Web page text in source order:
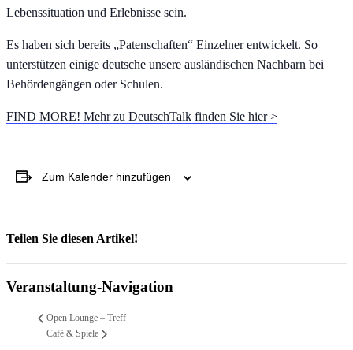
Lebenssituation und Erlebnisse sein.
Es haben sich bereits „Patenschaften“ Einzelner entwickelt. So
unterstützen einige deutsche unsere ausländischen Nachbarn bei
Behördengängen oder Schulen.
FIND MORE! Mehr zu DeutschTalk finden Sie hier >
Zum Kalender hinzufügen
Teilen Sie diesen Artikel!
Veranstaltung-Navigation
Open Lounge – Treff
Cafè & Spiele